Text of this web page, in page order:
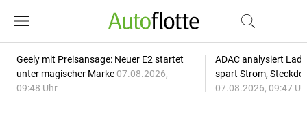
Geely mit Preisansage: Neuer E2 startet
unter magischer Marke 07.08.2026,
09:48 Uhr
ADAC analysiert
spart Strom,
07.08.2026, 09:47